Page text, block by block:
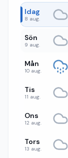
Idag
8 aug.
Sön
9 aug.
Mån
10 aug.
Tis
11 aug.
Ons
12 aug.
Tors
13 aug.